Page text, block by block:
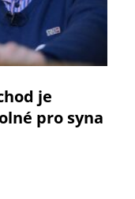
je
pro syna